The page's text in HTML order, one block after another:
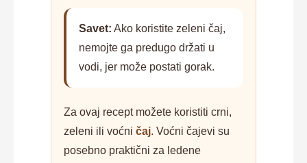
Savet: Ako koristite zeleni čaj,
nemojte ga predugo držati u
vodi, jer može postati gorak.
Za ovaj recept možete koristiti crni,
zeleni ili voćničaj. Voćni čajevi su
posebno praktični za ledene